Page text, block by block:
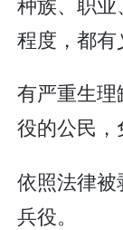
程度，都有
有严重生
役的公民，
依照法律
兵役。